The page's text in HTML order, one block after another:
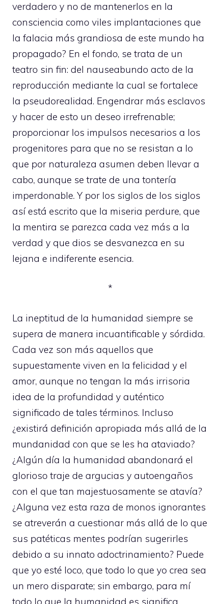
verdadero y no de mantenerlos en la
consciencia como viles implantaciones que
la falacia más grandiosa de este mundo ha
propagado? En el fondo, se trata de un
teatro sin fin: del nauseabundo acto de la
reproducción mediante la cual se fortalece
la pseudorealidad. Engendrar más esclavos
y hacer de esto un deseo irrefrenable;
proporcionar los impulsos necesarios a los
progenitores para que no se resistan a lo
que por naturaleza asumen deben llevar a
cabo, aunque se trate de una tontería
imperdonable. Y por los siglos de los siglos
así está escrito que la miseria perdure, que
la mentira se parezca cada vez más a la
verdad y que dios se desvanezca en su
lejana e indiferente esencia.
*
La ineptitud de la humanidad siempre se
supera de manera incuantificable y sórdida.
Cada vez son más aquellos que
supuestamente viven en la felicidad y el
amor, aunque no tengan la más irrisoria
idea de la profundidad y auténtico
significado de tales términos. Incluso
¿existirá definición apropiada más allá de la
mundanidad con que se les ha ataviado?
¿Algún día la humanidad abandonará el
glorioso traje de argucias y autoengaños
con el que tan majestuosamente se atavía?
¿Alguna vez esta raza de monos ignorantes
se atreverán a cuestionar más allá de lo que
sus patéticas mentes podrían sugerirles
debido a su innato adoctrinamiento? Puede
que yo esté loco, que todo lo que yo crea sea
un mero disparate; sin embargo, para mí
todo lo que la humanidad es significa